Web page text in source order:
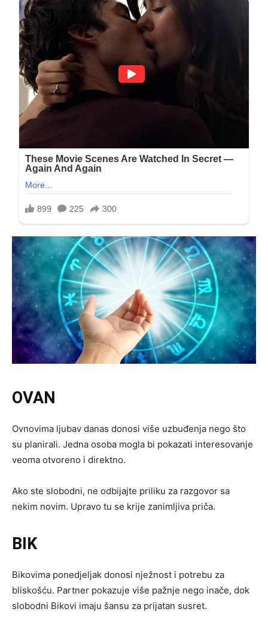
OVAN
Ovnovima ljubav danas donosi više uzbuđenja nego što
su planirali. Jedna osoba mogla bi pokazati interesovanje
veoma otvoreno i direktno.
Ako ste slobodni, ne odbijajte priliku za razgovor sa
nekim novim. Upravo tu se krije zanimljiva priča.
BIK
Bikovima ponedjeljak donosi nježnost i potrebu za
bliskošću. Partner pokazuje više pažnje nego inače, dok
slobodni Bikovi imaju šansu za prijatan susret.